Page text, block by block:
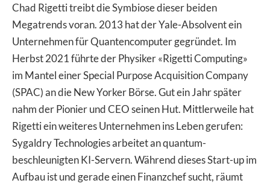
Chad Rigetti treibt die Symbiose dieser beiden
Megatrends voran. 2013 hat der Yale-Absolvent ein
Unternehmen für Quantencomputer gegründet. Im
Herbst 2021 führte der Physiker «Rigetti Computing»
im Mantel einer Special Purpose Acquisition Company
(SPAC) an die New Yorker Börse. Gut ein Jahr später
nahm der Pionier und CEO seinen Hut. Mittlerweile hat
Rigetti ein weiteres Unternehmen ins Leben gerufen:
Sygaldry Technologies arbeitet an quantum-
beschleunigten KI-Servern. Während dieses Start-up im
Aufbau ist und gerade einen Finanzchef sucht, räumt